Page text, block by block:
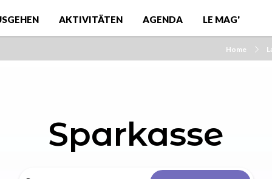
AKTIVITÄTEN AGENDA LE MAG'
Home
Sparkasse